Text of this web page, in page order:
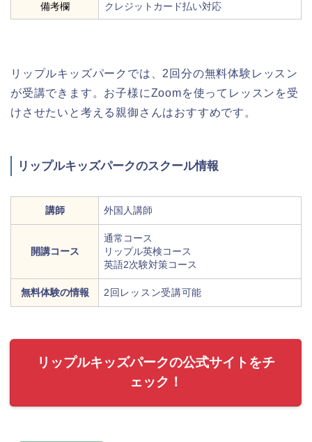
備考欄 クレジットカード払い対応
リップルキッズパークでは、2回分の無料体験レッスン
が受講できます。お子様にZoomを使ってレッスンを受
けさせたいと考える親御さんはおすすめです。
リップルキッズパークのスクール情報
講師 外国人講師
開講コース
通常コース
リップル英検コース
英語2次験対策コース
無料体験の情報 2回レッスン受講可能
リップルキッズパークの公式サイトをチ
ェック！